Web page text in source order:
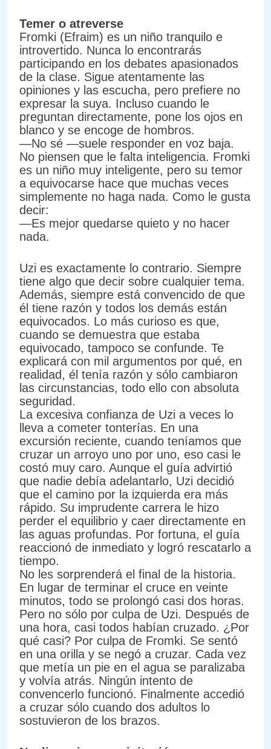
Temer o atreverse
Fromki (Efraim) es un niño tranquilo e
introvertido. Nunca lo encontrarás
participando en los debates apasionados
de la clase. Sigue atentamente las
opiniones y las escucha, pero prefiere no
expresar la suya. Incluso cuando le
preguntan directamente, pone los ojos en
blanco y se encoge de hombros.
—No sé —suele responder en voz baja.
No piensen que le falta inteligencia. Fromki
es un niño muy inteligente, pero su temor
a equivocarse hace que muchas veces
simplemente no haga nada. Como le gusta
decir:
—Es mejor quedarse quieto y no hacer
nada.
Uzi es exactamente lo contrario. Siempre
tiene algo que decir sobre cualquier tema.
Además, siempre está convencido de que
él tiene razón y todos los demás están
equivocados. Lo más curioso es que,
cuando se demuestra que estaba
equivocado, tampoco se confunde. Te
explicará con mil argumentos por qué, en
realidad, él tenía razón y sólo cambiaron
las circunstancias, todo ello con absoluta
seguridad.
La excesiva confianza de Uzi a veces lo
lleva a cometer tonterías. En una
excursión reciente, cuando teníamos que
cruzar un arroyo uno por uno, eso casi le
costó muy caro. Aunque el guía advirtió
que nadie debía adelantarlo, Uzi decidió
que el camino por la izquierda era más
rápido. Su imprudente carrera le hizo
perder el equilibrio y caer directamente en
las aguas profundas. Por fortuna, el guía
reaccionó de inmediato y logró rescatarlo a
tiempo.
No les sorprenderá el final de la historia.
En lugar de terminar el cruce en veinte
minutos, todo se prolongó casi dos horas.
Pero no sólo por culpa de Uzi. Después de
una hora, casi todos habían cruzado. ¿Por
qué casi? Por culpa de Fromki. Se sentó
en una orilla y se negó a cruzar. Cada vez
que metía un pie en el agua se paralizaba
y volvía atrás. Ningún intento de
convencerlo funcionó. Finalmente accedió
a cruzar sólo cuando dos adultos lo
sostuvieron de los brazos.